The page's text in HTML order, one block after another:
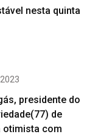
nesta quinta
presidente do
de
otimista com